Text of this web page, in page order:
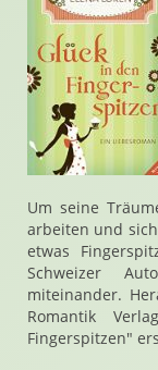
Um seine
arbeiten und
etwas
Schweizer
miteinander.
Romantik
Fingerspitzen"